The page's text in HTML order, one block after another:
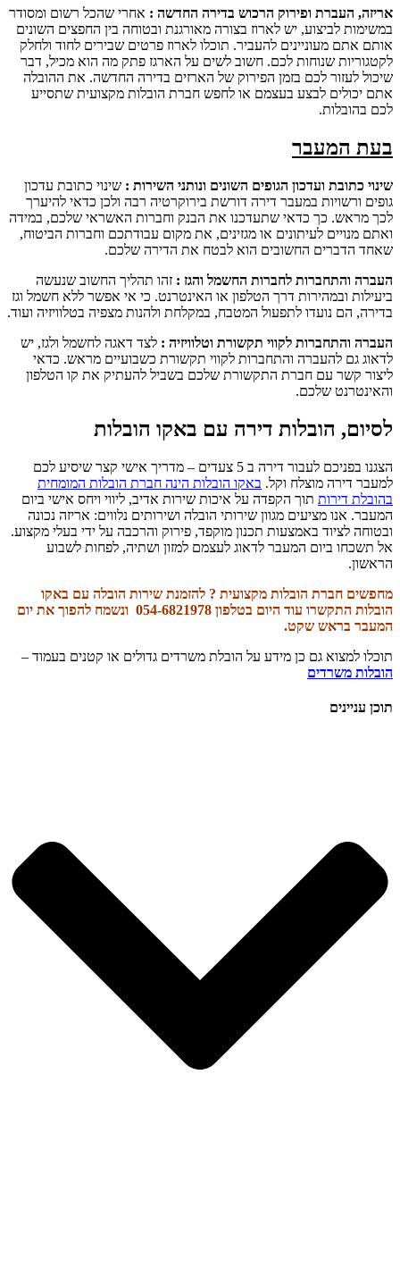
אריזה, העברת ופירוק הרכוש בדירה החדשה : אחרי שהכל רשום ומסודר
במשימות לביצוע, יש לארוז בצורה מאורגנת ובטוחה בין החפצים השונים
אותם אתם מעוניינים להעביר. תוכלו לארוז פרטים שבירים לחוד ולחלק
לקטגוריות שנוחות לכם. חשוב לשים על הארגז פתק מה הוא מכיל, דבר
שיכול לעזור לכם בזמן הפירוק של הארזים בדירה החדשה. את ההובלה
אתם יכולים לבצע בעצמם או לחפש חברת הובלות מקצועית שתסייע
לכם בהובלות.
בעת המעבר
שינוי כתובת ועדכון הגופים השונים ונותני השירות : שינוי כתובת עדכון
גופים ורשויות במעבר דירה דורשת בירוקרטיה רבה ולכן כדאי להיערך
לכך מראש. כך כדאי שתעדכנו את הבנק וחברות האשראי שלכם, במידה
ואתם מנויים לעיתונים או מגזינים, את מקום עבודתכם וחברות הביטוח,
שאחד הדברים החשובים הוא לבטח את הדירה שלכם.
העברה והתחברות לחברות החשמל והגז : זהו תהליך החשוב שנעשה
ביעילות ובמהירות דרך הטלפון או האינטרנט. כי אי אפשר ללא חשמל וגז
בדירה, הם נועדו לתפעול המטבח, במקלחת ולהנות מצפיה בטלוויזיה ועוד.
העברה והתחברות לקווי תקשורת וטלוויזיה : לצד דאגה לחשמל ולגז, יש
לדאוג גם להעברה והתחברות לקווי תקשורת כשבועיים מראש. כדאי
ליצור קשר עם חברת התקשורת שלכם בש­ביל להעתיק את קו הטלפון
והאינטרנט שלכם.
לסיום, הובלות דירה עם באקו הובלות
הצגנו בפניכם לעבור דירה ב 5 צעדים – מדריך אישי קצר שיסיע לכם
למעבר דירה מוצלח וקל. באקו הובלות הינה חברת הובלות המומחית
בהובלת דירות תוך הקפדה על איכות שירות אדיב, ליווי ויחס אישי ביום
המעבר. אנו מציעים מגוון שירותי הובלה ושירותים נלווים: אריזה נכונה
ובטוחה לציוד באמצעות תכנון מוקפד, פירוק והרכבה על ידי בעלי מקצוע.
אל תשכחו ביום המעבר לדאוג לעצמם למזון ושתיה, לפחות לשבוע
הראשון.
מחפשים חברת הובלות מקצועית ? להזמנת שירות הובלה עם באקו
הובלות התקשרו עוד היום בטלפון 054-6821978
ונשמח להפוך את יום
המעבר בראש שקט.
תוכלו למצוא גם כן מידע על הובלת משרדים גדולים או קטנים בעמוד –
הובלות משרדים
תוכן עניינים